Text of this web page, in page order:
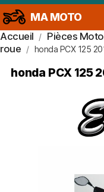
MA MOTO
Accueil Pièces Moto
roue
honda PCX 125
honda PCX 125